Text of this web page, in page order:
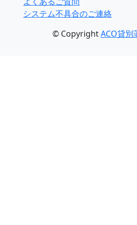
システム不具合のご連絡
© CopyrightACO貸別